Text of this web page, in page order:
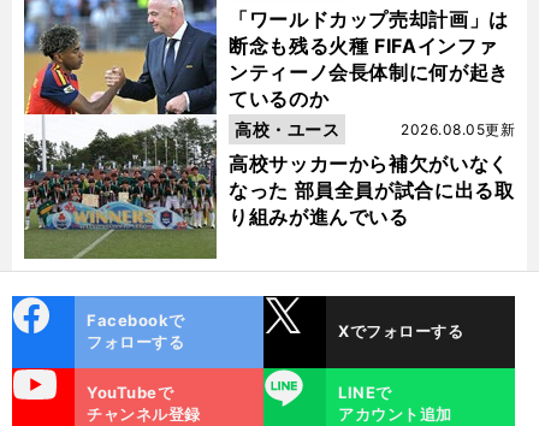
「ワールドカップ売却計画」は
断念も残る火種 FIFAインファ
ンティーノ会長体制に何が起き
ているのか
高校サッカーから補欠がいなく
なった 部員全員が試合に出る取
り組みが進んでいる
2026.08.05更新
高校・ユース
ok
Facebookで
フォローする
Xでフォローする
YouTubeで
チャンネル登録
LINE
LINEで
アカウント追加